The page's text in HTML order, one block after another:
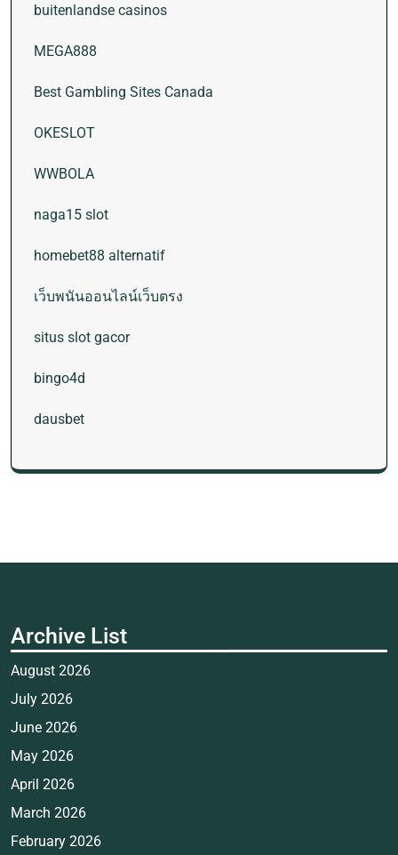
buitenlandse casinos
MEGA888
Best Gambling Sites Canada
OKESLOT
WWBOLA
naga15 slot
homebet88 alternatif
เว็บพนันออนไลน์เว็บตรง
situs slot gacor
bingo4d
dausbet
Archive List
August 2026
July 2026
June 2026
May 2026
April 2026
March 2026
February 2026